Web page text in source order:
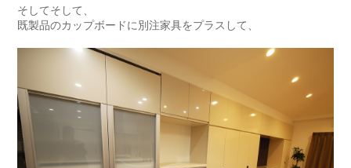
そしてそして、
既製品のカップボードに別注家具をプラスして、